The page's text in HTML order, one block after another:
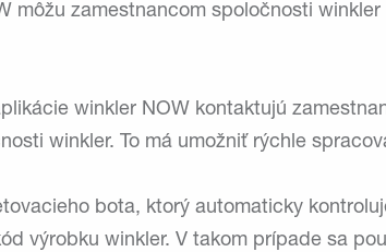
môžu zamestnancom spoločnosti
winkler NOW kontaktujú
winkler. To má umožniť rýchle
bota, ktorý automaticky
výrobku winkler. V takom prípade sa